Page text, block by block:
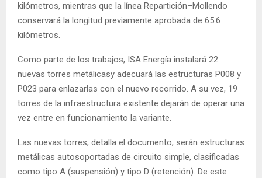
kilómetros, mientras que la línea Repartición–Mollendo
conservará la longitud previamente aprobada de 65.6
kilómetros.
Como parte de los trabajos, ISA Energía instalará 22
nuevas torres metálicasy adecuará las estructuras P008 y
P023 para enlazarlas con el nuevo recorrido. A su vez, 19
torres de la infraestructura existente dejarán de operar una
vez entre en funcionamiento la variante.
Las nuevas torres, detalla el documento, serán estructuras
metálicas autosoportadas de circuito simple, clasificadas
como tipo A (suspensión) y tipo D (retención). De este